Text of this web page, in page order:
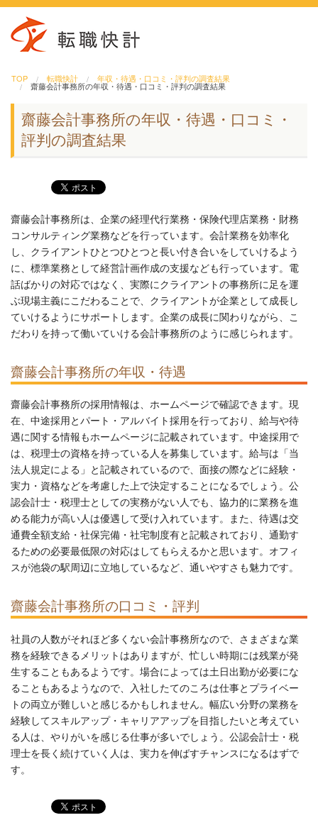
TOP 転職快計 年収・待遇・口コミ・評判の調査結果
齋藤会計事務所の年収・待遇・口コミ・評判の調査結果
齋藤会計事務所の年収・待遇・口コミ・
評判の調査結果
齋藤会計事務所は、企業の経理代行業務・保険代理店業務・財務
コンサルティング業務などを行っています。会計業務を効率化
し、クライアントひとつひとつと長い付き合いをしていけるよう
に、標準業務として経営計画作成の支援なども行っています。電
話ばかりの対応ではなく、実際にクライアントの事務所に足を運
ぶ現場主義にこだわることで、クライアントが企業として成長し
ていけるようにサポートします。企業の成長に関わりながら、こ
だわりを持って働いていける会計事務所のように感じられます。
齋藤会計事務所の年収・待遇
齋藤会計事務所の採用情報は、ホームページで確認できます。現
在、中途採用とパート・アルバイト採用を行っており、給与や待
遇に関する情報もホームページに記載されています。中途採用で
は、税理士の資格を持っている人を募集しています。給与は「当
法人規定による」と記載されているので、面接の際などに経験・
実力・資格などを考慮した上で決定することになるでしょう。公
認会計士・税理士としての実務がない人でも、協力的に業務を進
める能力が高い人は優遇して受け入れています。また、待遇は交
通費全額支給・社保完備・社宅制度有と記載されており、通勤す
るための必要最低限の対応はしてもらえるかと思います。オフィ
スが池袋の駅周辺に立地しているなど、通いやすさも魅力です。
齋藤会計事務所の口コミ・評判
社員の人数がそれほど多くない会計事務所なので、さまざまな業
務を経験できるメリットはありますが、忙しい時期には残業が発
生することもあるようです。場合によっては土日出勤が必要にな
ることもあるようなので、入社したてのころは仕事とプライベー
トの両立が難しいと感じるかもしれません。幅広い分野の業務を
経験してスキルアップ・キャリアアップを目指したいと考えてい
る人は、やりがいを感じる仕事が多いでしょう。公認会計士・税
理士を長く続けていく人は、実力を伸ばすチャンスになるはずで
す。